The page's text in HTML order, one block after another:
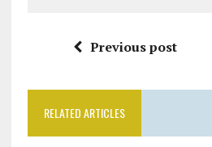
Previous post
RELATED ARTICLES